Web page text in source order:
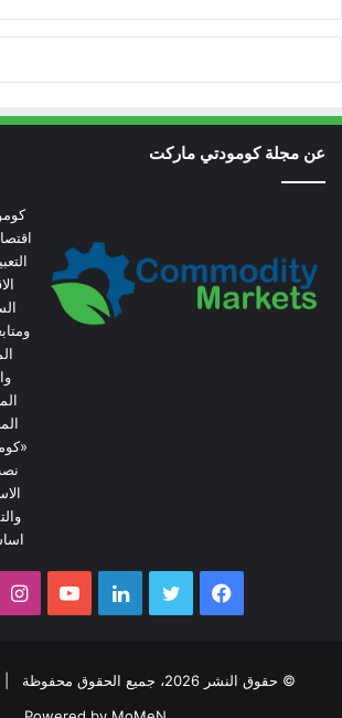
عن مجلة كومودتي ماركت
فيسبوك تويتر لينكدإنيوتيوب
© حقوق النشر 2026، جميع الحقوق محفوظة |